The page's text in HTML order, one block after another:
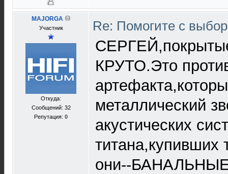
MAJORGA
Участник
Откуда:
Сообщений: 32
Репутация: 0
Re: Помогите с
КРУТО.Это
металлический
акустических
титана,купивших
они--